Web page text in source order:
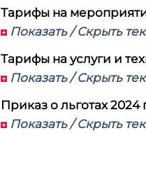
Тарифы на
Показать / Скрыть
Тарифы на услуги и
Показать / Скрыть
Приказ о льготах 2024
Показать / Скрыть